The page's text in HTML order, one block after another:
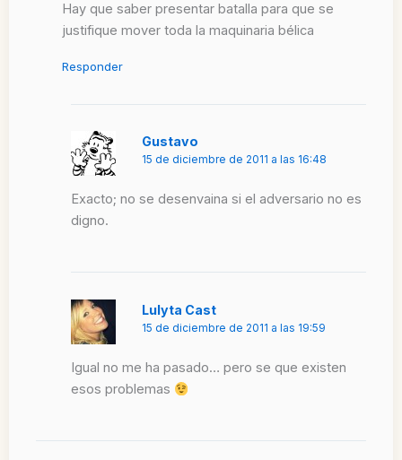
Hay que saber presentar batalla para que se
justifique mover toda la maquinaria bélica
Responder
Gustavo
15 de diciembre de 2011 a las 16:48
Exacto; no se desenvaina si el adversario no es
digno.
Lulyta Cast
15 de diciembre de 2011 a las 19:59
Igual no me ha pasado… pero se que existen
esos problemas